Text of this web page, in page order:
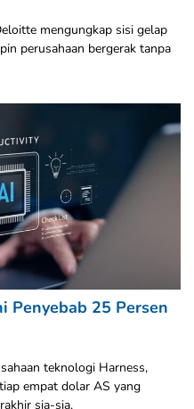
mengungkap sisi gelap
perusahaan bergerak tanpa
Penyebab 25 Persen
teknologi Harness,
empat dolar AS yang
sia-sia.